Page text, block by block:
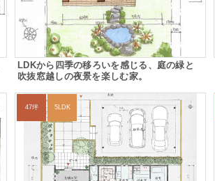
LDKから四季の移ろいを感じる、庭の緑と
吹抜窓越しの夜景を楽しむ家。
47坪 5LDK